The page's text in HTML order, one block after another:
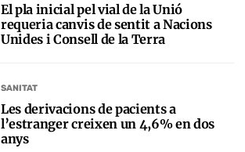
El pla inicial pel vial de la Unió
requeria canvis de sentit a Nacions
Unides i Consell de la Terra
SANITAT
Les derivacions de pacients a
l’estranger creixen un 4,6% en dos
anys